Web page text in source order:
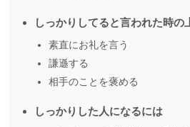
しっかりしてると言われた時の
素直にお礼を言う
謙遜する
相手のことを褒める
しっかりした人になるには